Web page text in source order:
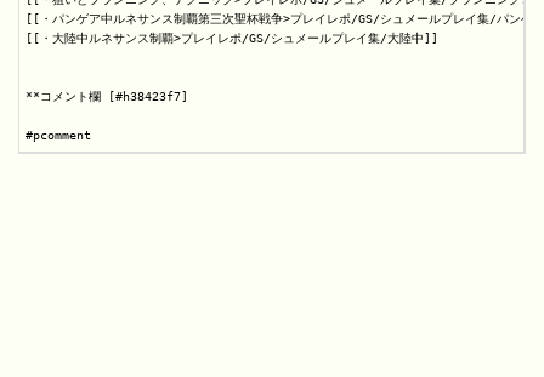
[[・パンゲア中ルネサンス制覇第三次聖杯戦争>プレイレポ/GS/シュメールプレイ集/パンゲ
[[・大陸中ルネサンス制覇>プレイレポ/GS/シュメールプレイ集/大陸中]]
**コメント欄 [#h38423f7]